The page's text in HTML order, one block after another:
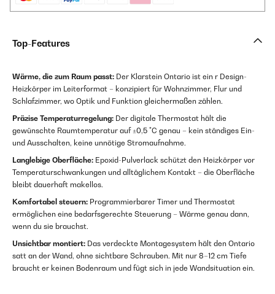
Top-Features
Wärme, die zum Raum passt: Der Klarstein Ontario ist ein r Design-
Heizkörper im Leiterformat – konzipiert für Wohnzimmer, Flur und
Schlafzimmer, wo Optik und Funktion gleichermaßen zählen.
Präzise Temperaturregelung: Der digitale Thermostat hält die
gewünschte Raumtemperatur auf ±0,5 °C genau – kein ständiges Ein-
und Ausschalten, keine unnötige Stromaufnahme.
Langlebige Oberfläche: Epoxid-Pulverlack schützt den Heizkörper vor
Temperaturschwankungen und alltäglichem Kontakt – die Oberfläche
bleibt dauerhaft makellos.
Komfortabel steuern: Programmierbarer Timer und Thermostat
ermöglichen eine bedarfsgerechte Steuerung – Wärme genau dann,
wenn du sie brauchst.
Unsichtbar montiert: Das verdeckte Montagesystem hält den Ontario
satt an der Wand, ohne sichtbare Schrauben. Mit nur 8–12 cm Tiefe
braucht er keinen Bodenraum und fügt sich in jede Wandsituation ein.